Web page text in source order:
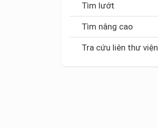
Tìm lướt
Tìm nâng cao
Tra cứu liên thư viện